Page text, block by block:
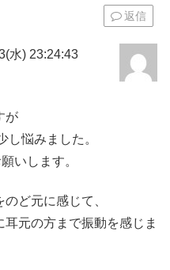
返信
水) 23:24:43
が
し悩みました。
いします。
ど元に感じて、
元の方まで振動を感じま